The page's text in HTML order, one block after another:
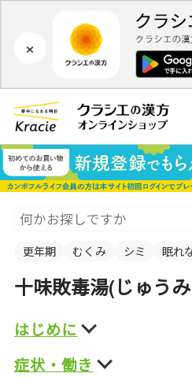
×
更年期 むくみ シミ 眠れ
十味敗毒湯(じゅう
はじめに
症状・働き